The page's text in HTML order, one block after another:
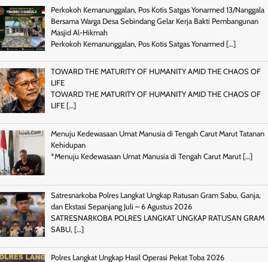
Perkokoh Kemanunggalan, Pos Kotis Satgas Yonarmed 13/Nanggala
Bersama Warga Desa Sebindang Gelar Kerja Bakti Pembangunan
Masjid Al-Hikmah
Perkokoh Kemanunggalan, Pos Kotis Satgas Yonarmed […]
TOWARD THE MATURITY OF HUMANITY AMID THE CHAOS OF
LIFE
TOWARD THE MATURITY OF HUMANITY AMID THE CHAOS OF
LIFE […]
Menuju Kedewasaan Umat Manusia di Tengah Carut Marut Tatanan
Kehidupan
*Menuju Kedewasaan Umat Manusia di Tengah Carut Marut […]
Satresnarkoba Polres Langkat Ungkap Ratusan Gram Sabu, Ganja,
dan Ekstasi Sepanjang Juli – 6 Agustus 2026
SATRESNARKOBA POLRES LANGKAT UNGKAP RATUSAN GRAM
SABU, […]
Polres Langkat Ungkap Hasil Operasi Pekat Toba 2026